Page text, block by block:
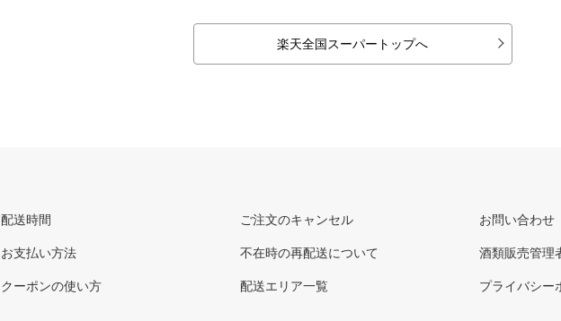
楽天全国スーパートップへ
配送時間
お支払い方法
クーポンの使い方
ご注文のキャンセル
不在時の再配送について
配送エリア一覧
お問い合わせ
酒類販売管理
プライバシー